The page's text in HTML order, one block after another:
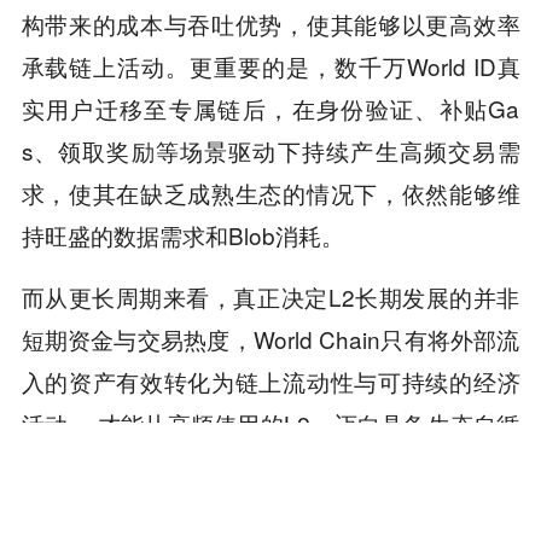
构带来的成本与吞吐优势，使其能够以更高效率
承载链上活动。更重要的是，数千万World ID真
实用户迁移至专属链后，在身份验证、补贴Ga
s、领取奖励等场景驱动下持续产生高频交易需
求，使其在缺乏成熟生态的情况下，依然能够维
持旺盛的数据需求和Blob消耗。
而从更长周期来看，真正决定L2长期发展的并非
短期资金与交易热度，World Chain只有将外部流
入的资产有效转化为链上流动性与可持续的经济
活动 ，才能从高频使用的L2，迈向具备生态自循